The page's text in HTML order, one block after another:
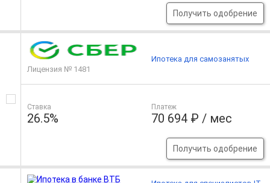
Получить одобрение
Лицензия № 1481
Ставка
26.5%
Платеж
70 694 ₽ / мес
Получить одобрение
Ипотека для самозанятых